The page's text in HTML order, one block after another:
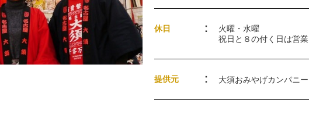
休日
火曜・水曜
祝日と８の付く日は営業
提供元 大須おみやげカンパニー